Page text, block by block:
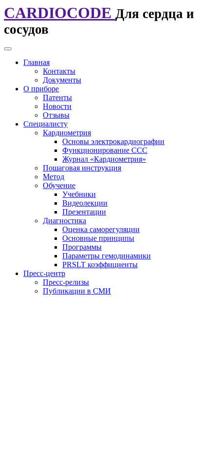
CARDIOCODE Для сердца и
сосудов
Главная
Контакты
Документы
О приборе
Патенты
Новости
Отзывы
Специалисту
Кардиометрия
Основы электрокардиографии
Функционирование CCC
Журнал «Кардиометрия»
Пошаговая инструкция
Метод
Обучение
Учебники
Видеолекции
Презентации
Диагностика
Оценка саморегуляции
Основные принципы
Программы
Параметры гемодинамики
PRSLT коэффициенты
Пресс-центр
Пресс-релизы
Публикации в СМИ